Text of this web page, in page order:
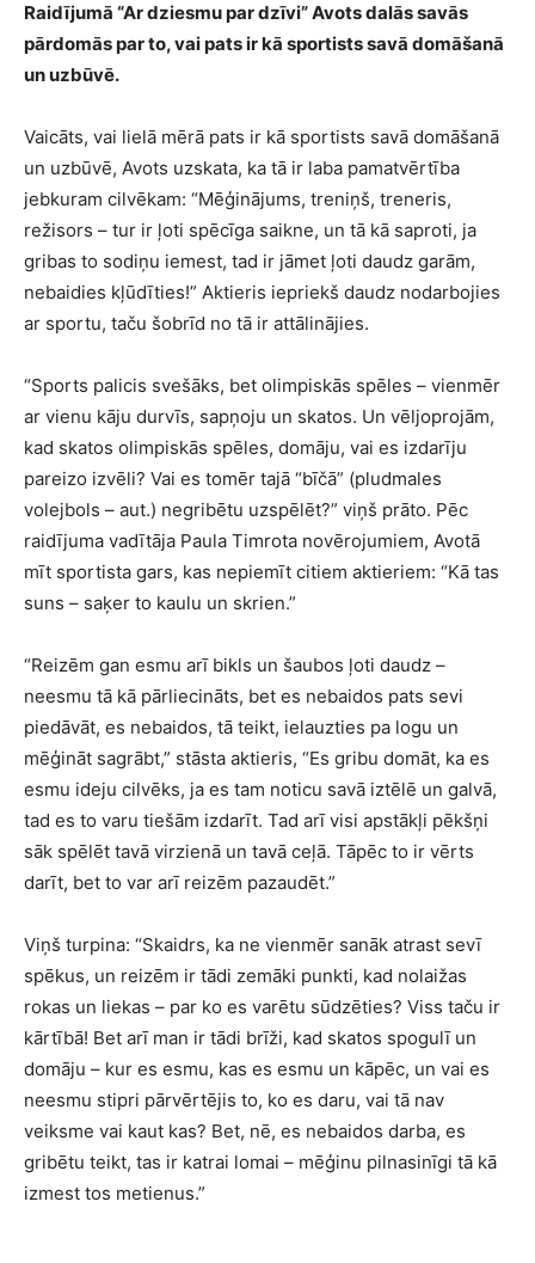
Raidījumā “Ar dziesmu par dzīvi” Avots dalās savās
pārdomās par to, vai pats ir kā sportists savā domāšanā
un uzbūvē.
Vaicāts, vai lielā mērā pats ir kā sportists savā domāšanā
un uzbūvē, Avots uzskata, ka tā ir laba pamatvērtība
jebkuram cilvēkam: “Mēģinājums, treniņš, treneris,
režisors – tur ir ļoti spēcīga saikne, un tā kā saproti, ja
gribas to sodiņu iemest, tad ir jāmet ļoti daudz garām,
nebaidies kļūdīties!” Aktieris iepriekš daudz nodarbojies
ar sportu, taču šobrīd no tā ir attālinājies.
“Sports palicis svešāks, bet olimpiskās spēles – vienmēr
ar vienu kāju durvīs, sapņoju un skatos. Un vēljoprojām,
kad skatos olimpiskās spēles, domāju, vai es izdarīju
pareizo izvēli? Vai es tomēr tajā “bīčā” (pludmales
volejbols – aut.) negribētu uzspēlēt?” viņš prāto. Pēc
raidījuma vadītāja Paula Timrota novērojumiem, Avotā
mīt sportista gars, kas nepiemīt citiem aktieriem: “Kā tas
suns – saķer to kaulu un skrien.”
“Reizēm gan esmu arī bikls un šaubos ļoti daudz –
neesmu tā kā pārliecināts, bet es nebaidos pats sevi
piedāvāt, es nebaidos, tā teikt, ielauzties pa logu un
mēģināt sagrābt,” stāsta aktieris, “Es gribu domāt, ka es
esmu ideju cilvēks, ja es tam noticu savā iztēlē un galvā,
tad es to varu tiešām izdarīt. Tad arī visi apstākļi pēkšņi
sāk spēlēt tavā virzienā un tavā ceļā. Tāpēc to ir vērts
darīt, bet to var arī reizēm pazaudēt.”
Viņš turpina: “Skaidrs, ka ne vienmēr sanāk atrast sevī
spēkus, un reizēm ir tādi zemāki punkti, kad nolaižas
rokas un liekas – par ko es varētu sūdzēties? Viss taču ir
kārtībā! Bet arī man ir tādi brīži, kad skatos spogulī un
domāju – kur es esmu, kas es esmu un kāpēc, un vai es
neesmu stipri pārvērtējis to, ko es daru, vai tā nav
veiksme vai kaut kas? Bet, nē, es nebaidos darba, es
gribētu teikt, tas ir katrai lomai – mēģinu pilnasinīgi tā kā
izmest tos metienus.”